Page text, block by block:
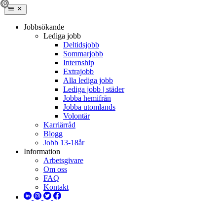
Jobbsökande
Lediga jobb
Deltidsjobb
Sommarjobb
Internship
Extrajobb
Alla lediga jobb
Lediga jobb | städer
Jobba hemifrån
Jobba utomlands
Volontär
Karriärråd
Blogg
Jobb 13-18år
Information
Arbetsgivare
Om oss
FAQ
Kontakt